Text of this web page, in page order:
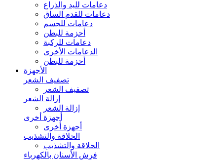
دعامات لليد والذراع
دعامات للقدم الساق
دعامات للجسم
أحزمة للبطن
دعامات للركبة
الدعامات الأخرى
أحزمة للبطن
الأجهزة
تصفيف الشعر
تصفيف الشعر
إزالة الشعر
إزالة الشعر
أجهزة أخرى
أجهزة أخرى
الحلاقة والتشذيب
الحلاقة والتشذيب
فرش الأسنان بالكهرباء